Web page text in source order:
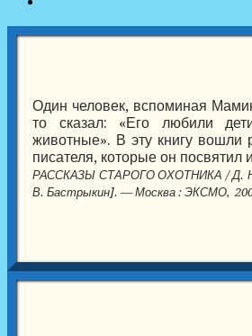
Один человек, вспоминая
то сказал: «Его любили
животные». В эту книгу вошли
писателя, которые он посвятил
РАССКАЗЫ СТАРОГО ОХОТНИКА / Д. Н.
В. Бастрыкин]. — Москва : ЭКСМО,